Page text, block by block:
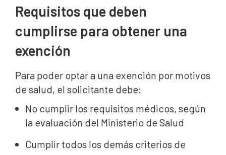
Requisitos que deben
cumplirse para obtener una
exención
Para poder optar a una exención por motivos
de salud, el solicitante debe:
No cumplir los requisitos médicos, según
la evaluación del Ministerio de Salud
Cumplir todos los demás criterios de